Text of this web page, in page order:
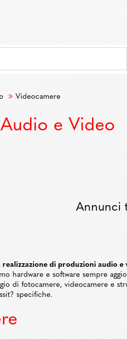
Videocamere
e Video
Annunci
di produzioni audio
hardware e software sempre
di fotocamere, videocamere e
specifiche.